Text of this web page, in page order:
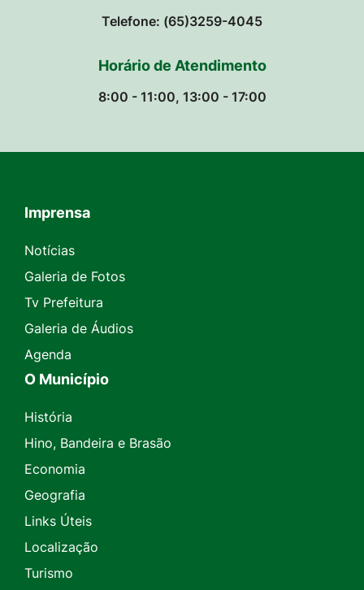
Telefone: (65)3259-4045
Horário de Atendimento
8:00 - 11:00, 13:00 - 17:00
Seção do Rodapé e Contato
Imprensa
Notícias
Galeria de Fotos
Tv Prefeitura
Galeria de Áudios
Agenda
O Município
História
Hino, Bandeira e Brasão
Economia
Geografia
Links Úteis
Localização
Turismo